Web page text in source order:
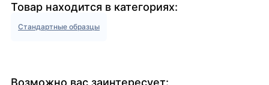
Товар находится в категориях:
Стандартные образцы